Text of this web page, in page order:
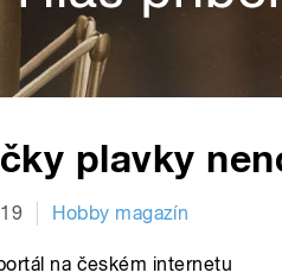
plavky
Hobby magazín
na českém internetu